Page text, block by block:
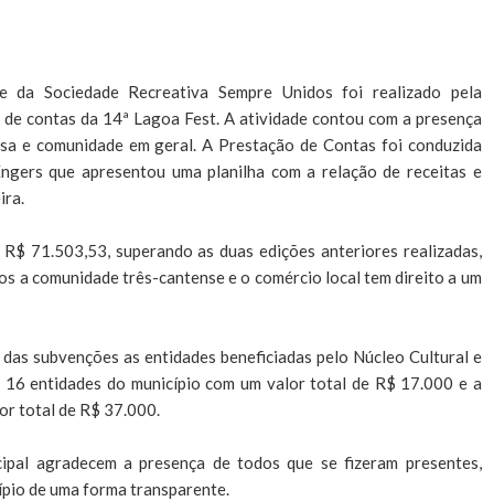
Sociedade Recreativa Sempre Unidos foi realizado pela
contas da 14ª Lagoa Fest. A atividade contou com a presença
e comunidade em geral. A Prestação de Contas foi conduzida
que apresentou uma planilha com a relação de receitas e
71.503,53, superando as duas edições anteriores realizadas,
a comunidade três-cantense e o comércio local tem direito a um
subvenções as entidades beneficiadas pelo Núcleo Cultural e
entidades do município com um valor total de R$ 17.000 e a
total de R$ 37.000.
agradecem a presença de todos que se fizeram presentes,
de uma forma transparente.